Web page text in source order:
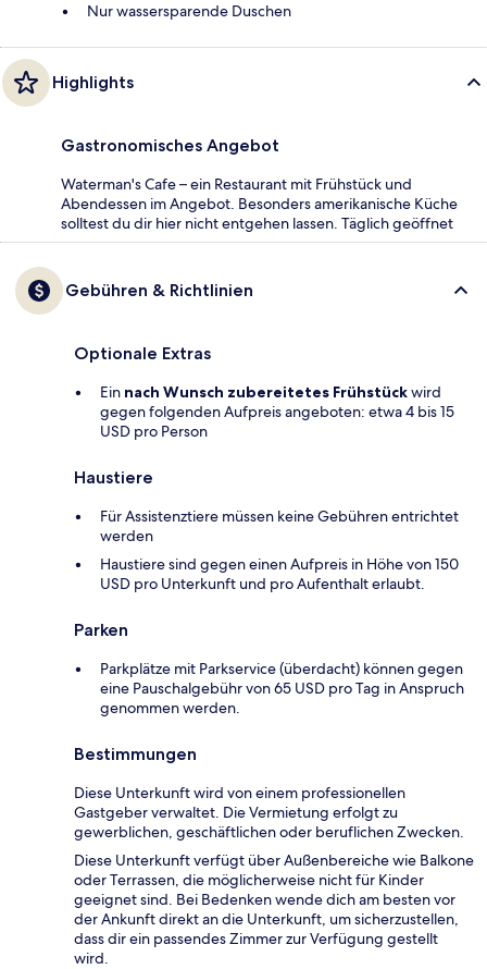
Nur wassersparende Duschen
Highlights
Gastronomisches Angebot
Waterman's Cafe – ein Restaurant mit Frühstück und
Abendessen im Angebot. Besonders amerikanische Küche
solltest du dir hier nicht entgehen lassen. Täglich geöffnet
Gebühren & Richtlinien
Optionale Extras
Ein nach Wunsch zubereitetes Frühstückwird
gegen folgenden Aufpreis angeboten: etwa 4 bis 15
USD pro Person
Haustiere
Für Assistenztiere müssen keine Gebühren entrichtet
werden
Haustiere sind gegen einen Aufpreis in Höhe von 150
USD pro Unterkunft und pro Aufenthalt erlaubt.
Parken
Parkplätze mit Parkservice (überdacht) können gegen
eine Pauschalgebühr von 65 USD pro Tag in Anspruch
genommen werden.
Bestimmungen
Diese Unterkunft wird von einem professionellen
Gastgeber verwaltet. Die Vermietung erfolgt zu
gewerblichen, geschäftlichen oder beruflichen Zwecken.
Diese Unterkunft verfügt über Außenbereiche wie Balkone
oder Terrassen, die möglicherweise nicht für Kinder
geeignet sind. Bei Bedenken wende dich am besten vor
der Ankunft direkt an die Unterkunft, um sicherzustellen,
dass dir ein passendes Zimmer zur Verfügung gestellt
wird.